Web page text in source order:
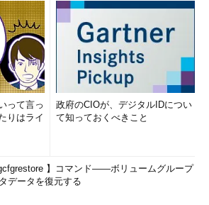
って言っ
りはライ
政府のCIOが、デジタルIDについ
て知っておくべきこと
】コマンド――ボリュームグループ
データを復元する